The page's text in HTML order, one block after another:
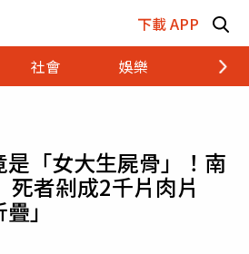
下載 APP
社會 娛樂 財經
「女大生屍骨」！南
者剁成2千片肉片
」